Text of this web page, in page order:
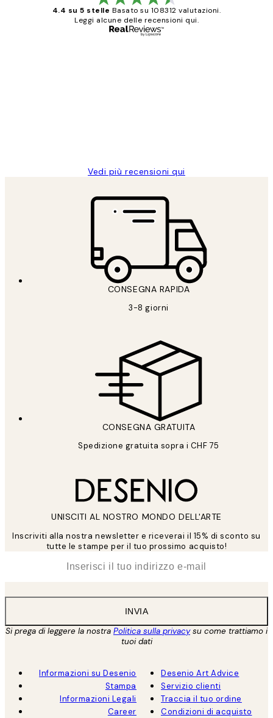
4.4 su 5 stelle Basato su 108312 valutazioni.
Leggi alcune delle recensioni qui.
Vedi più recensioni qui
CONSEGNA RAPIDA
3-8 giorni
CONSEGNA GRATUITA
Spedizione gratuita sopra i CHF 75
UNISCITI AL NOSTRO MONDO DELL'ARTE
Inscriviti alla nostra newsletter e riceverai il 15% di sconto su
tutte le stampe per il tuo prossimo acquisto!
INVIA
Si prega di leggere la nostra Politica sulla privacysu come trattiamo i
tuoi dati
Informazioni su Desenio
Stampa
Informazioni Legali
Career
Desenio Art Advice
Servizio clienti
Traccia il tuo ordine
Condizioni di acquisto